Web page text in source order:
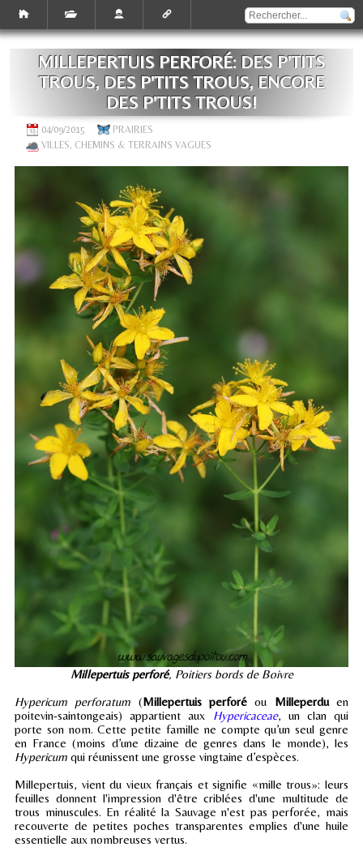
MILLEPERTUIS PERFORÉ: DES P'TITS
TROUS, DES P'TITS TROUS, ENCORE
DES P'TITS TROUS!
04/09/2015
PRAIRIES
VILLES, CHEMINS & TERRAINS VAGUES
Millepertuis perforé, Poitiers bords de Boivre
Hypericum perforatum (Millepertuis perforé ou Milleperduen
poitevin-saintongeais) appartient aux Hypericaceae, un clan qui
porte son nom. Cette petite famille ne compte qu’un seul genre
en France (moins d’une dizaine de genres dans le monde), les
Hypericum qui réunissent une grosse vingtaine d’espèces.
Millepertuis, vient du vieux français et signifie «mille trous»: leurs
feuilles donnent l'impression d'être criblées d'une multitude de
trous minuscules. En réalité la Sauvage n'est pas perforée, mais
recouverte de petites poches transparentes emplies d'une huile
essentielle aux nombreuses vertus.